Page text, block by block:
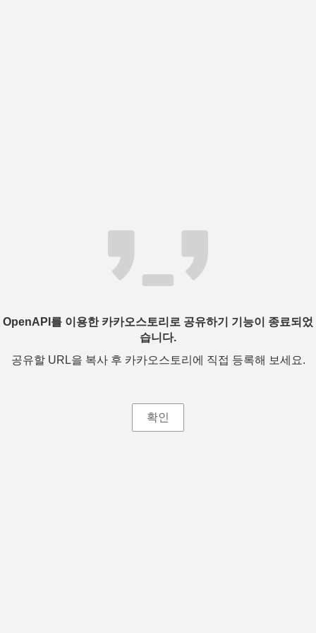
OpenAPI를 이용한 카카오스토리로 공유하기 기능이 종료되었
습니다.
공유할 URL을 복사 후 카카오스토리에 직접 등록해 보세요.
확인